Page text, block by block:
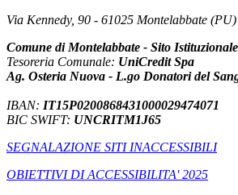
Via Kennedy, 90 - 61025 Montelabbate (PU)
Comune di Montelabbate - Sito Istituzionale
Tesoreria Comunale: UniCredit Spa
Ag. Osteria Nuova - L.go Donatori del
IBAN: IT15P0200868431000029474071
BIC SWIFT: UNCRITM1J65
SEGNALAZIONE SITI INACCESSIBILI
OBIETTIVI DI ACCESSIBILITA' 2025